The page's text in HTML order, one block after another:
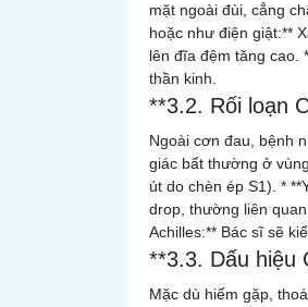
mặt ngoài đùi, cẳng
hoặc như điện giật:**
lên đĩa đệm tăng cao.
thần kinh.
**3.2. Rối loạn
Ngoài cơn đau, bệnh
giác bất thường ở
út do chèn ép S1). *
drop, thường liên
Achilles:** Bác sĩ sẽ
**3.3. Dấu hiệu
Mặc dù hiếm gặp,